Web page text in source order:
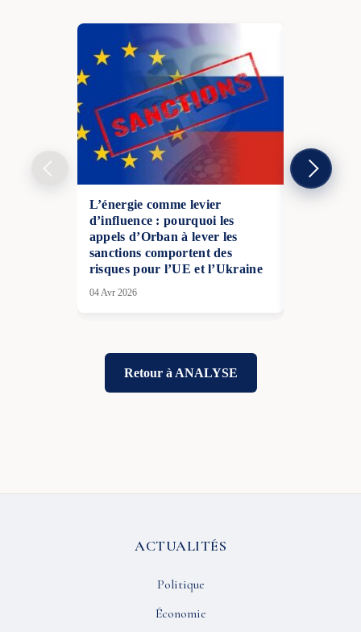
L’énergie comme levier
d’influence : pourquoi les
appels d’Orban à lever les
sanctions comportent des
risques pour l’UE et l’Ukraine
04 Avr 2026
Retour à ANALYSE
ACTUALITÉS
Politique
Économie